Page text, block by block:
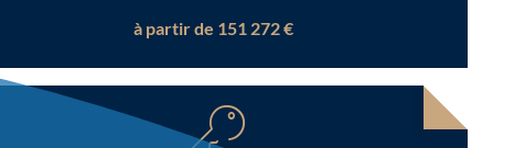
à partir de 151 272 €